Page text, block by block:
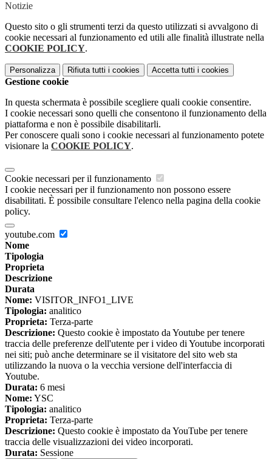
Notizie
Questo sito o gli strumenti terzi da questo utilizzati si avvalgono di
cookie necessari al funzionamento ed utili alle finalità illustrate nella
COOKIE POLICY.
Personalizza Rifiuta tutti i cookies Accetta tutti i cookies
Gestione cookie
In questa schermata è possibile scegliere quali cookie consentire.
I cookie necessari sono quelli che consentono il funzionamento della
piattaforma e non è possibile disabilitarli.
Per conoscere quali sono i cookie necessari al funzionamento potete
visionare la COOKIE POLICY.
Cookie necessari per il funzionamento
I cookie necessari per il funzionamento non possono essere
disabilitati. È possibile consultare l'elenco nella pagina della cookie
policy.
youtube.com
Nome
Tipologia
Proprieta
Descrizione
Durata
Nome: VISITOR_INFO1_LIVE
Tipologia: analitico
Proprieta: Terza-parte
Descrizione: Questo cookie è impostato da Youtube per tenere
traccia delle preferenze dell'utente per i video di Youtube incorporati
nei siti; può anche determinare se il visitatore del sito web sta
utilizzando la nuova o la vecchia versione dell'interfaccia di
Youtube.
Durata: 6 mesi
Nome: YSC
Tipologia: analitico
Proprieta: Terza-parte
Descrizione: Questo cookie è impostato da YouTube per tenere
traccia delle visualizzazioni dei video incorporati.
Durata: Sessione